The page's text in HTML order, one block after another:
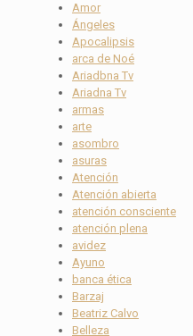
Amor
Ángeles
Apocalipsis
arca de Noé
Ariadbna Tv
Ariadna Tv
armas
arte
asombro
asuras
Atención
Atención abierta
atención consciente
atención plena
avidez
Ayuno
banca ética
Barzaj
Beatriz Calvo
Belleza